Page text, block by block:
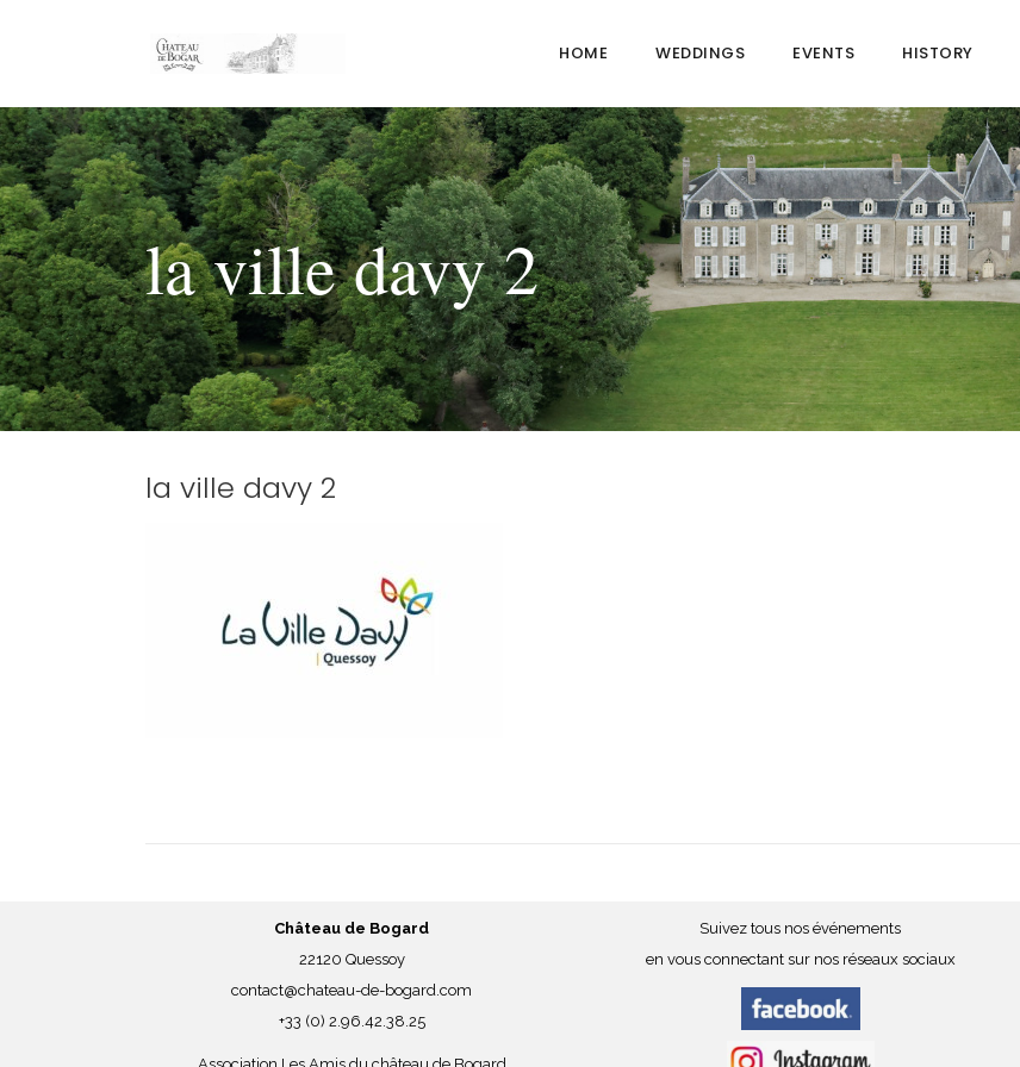
HOME WEDDINGS EVENTS HISTORY
la ville davy 2
la ville davy 2
Château de Bogard
22120 Quessoy
contact@chateau-de-bogard.com
+33 (0) 2.96.42.38.25
Suivez tous nos événements
en vous connectant sur nos réseaux sociaux